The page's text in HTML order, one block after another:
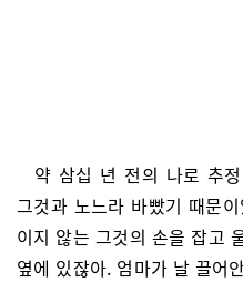
약 삼십 년 전의 나로 추
그것과 노느라 바빴기 때문
이지 않는 그것의 손을 잡고
옆에 있잖아. 엄마가 날 끌어